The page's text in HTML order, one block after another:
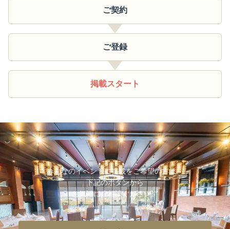
ご契約
ご登録
掲載スタート
みんなのイベントに掲載をご希望の方は、
下記のボタンから
お気軽にご相談ください。